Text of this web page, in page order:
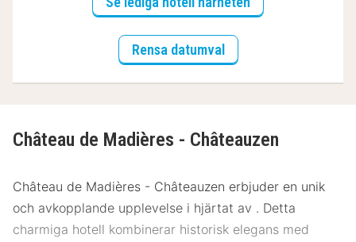
Rensa datumval
Château de Madières - Châteauzen
Château de Madières - Châteauzen erbjuder en unik
och avkopplande upplevelse i hjärtat av . Detta
charmiga hotell kombinerar historisk elegans med